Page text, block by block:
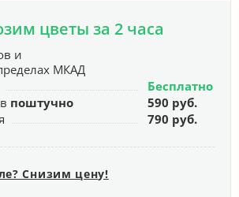
цветы за 2 часа
и
МКАД
Бесплатно
поштучно
590 руб.
790 руб.
Снизим цену!